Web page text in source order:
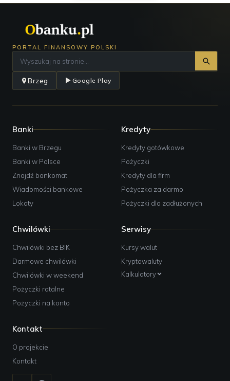
PORTAL FINANSOWY POLSKI
Brzeg Google Play
Banki
Banki w Brzegu
Banki w Polsce
Znajdź bankomat
Wiadomości bankowe
Lokaty
Kredyty
Kredyty gotówkowe
Pożyczki
Kredyty dla firm
Pożyczka za darmo
Pożyczki dla zadłużonych
Chwilówki
Chwilówki bez BIK
Darmowe chwilówki
Chwilówki w weekend
Pożyczki ratalne
Pożyczki na konto
Serwisy
Kursy walut
Kryptowaluty
Kalkulatory
Kontakt
O projekcie
Kontakt